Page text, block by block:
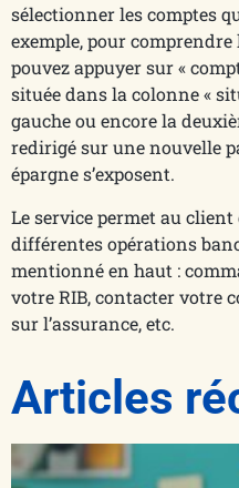
sélectionner les comptes
exemple, pour comprendre
pouvez appuyer sur «
située dans la colonne «
gauche ou encore la
redirigé sur une nouvelle
épargne s’exposent.
Le service permet au client
différentes opérations
mentionné en haut :
votre RIB, contacter votre
sur l’assurance, etc.
Articles